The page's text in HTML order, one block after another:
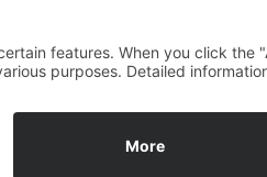
integrate certain features.
personal data for various
revoke your consent at any